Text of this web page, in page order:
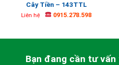
Cây Tiền – 143TTL
Liên hệ 0915.278.598
Bạn đang cần tư